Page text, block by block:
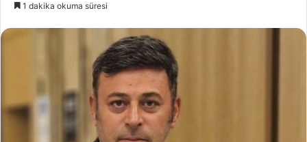
1 dakika okuma süresi